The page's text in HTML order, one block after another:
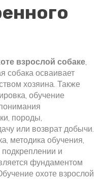
взрослой собаке,
собака осваивает
хозяина. Также
, обучение
, породы,
или возврат добычи.
, методика обучения,
и
фундаментом
охоте взрослой